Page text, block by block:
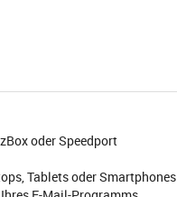
oder Speedport
Tablets oder Smartphones